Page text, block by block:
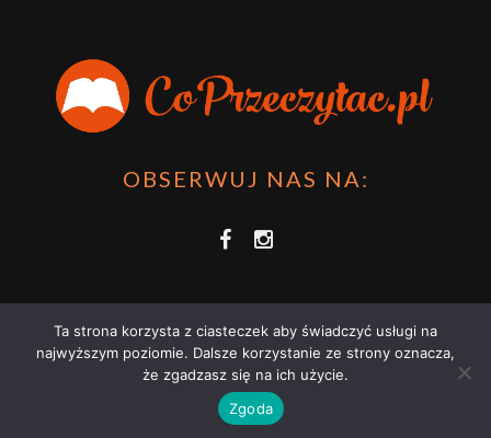
OBSERWUJ NAS NA:
COPRZECZYTAĆ.PL 2021 | STRONA WYKORZYSTUJE PLIKI COOKIES |
POLITYKĄ PRYWATNOŚCI
Ta strona korzysta z ciasteczek aby świadczyć usługi na
najwyższym poziomie. Dalsze korzystanie ze strony oznacza,
że zgadzasz się na ich użycie.
Zgoda